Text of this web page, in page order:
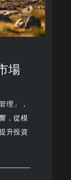
場
理」，
，從模
升投資